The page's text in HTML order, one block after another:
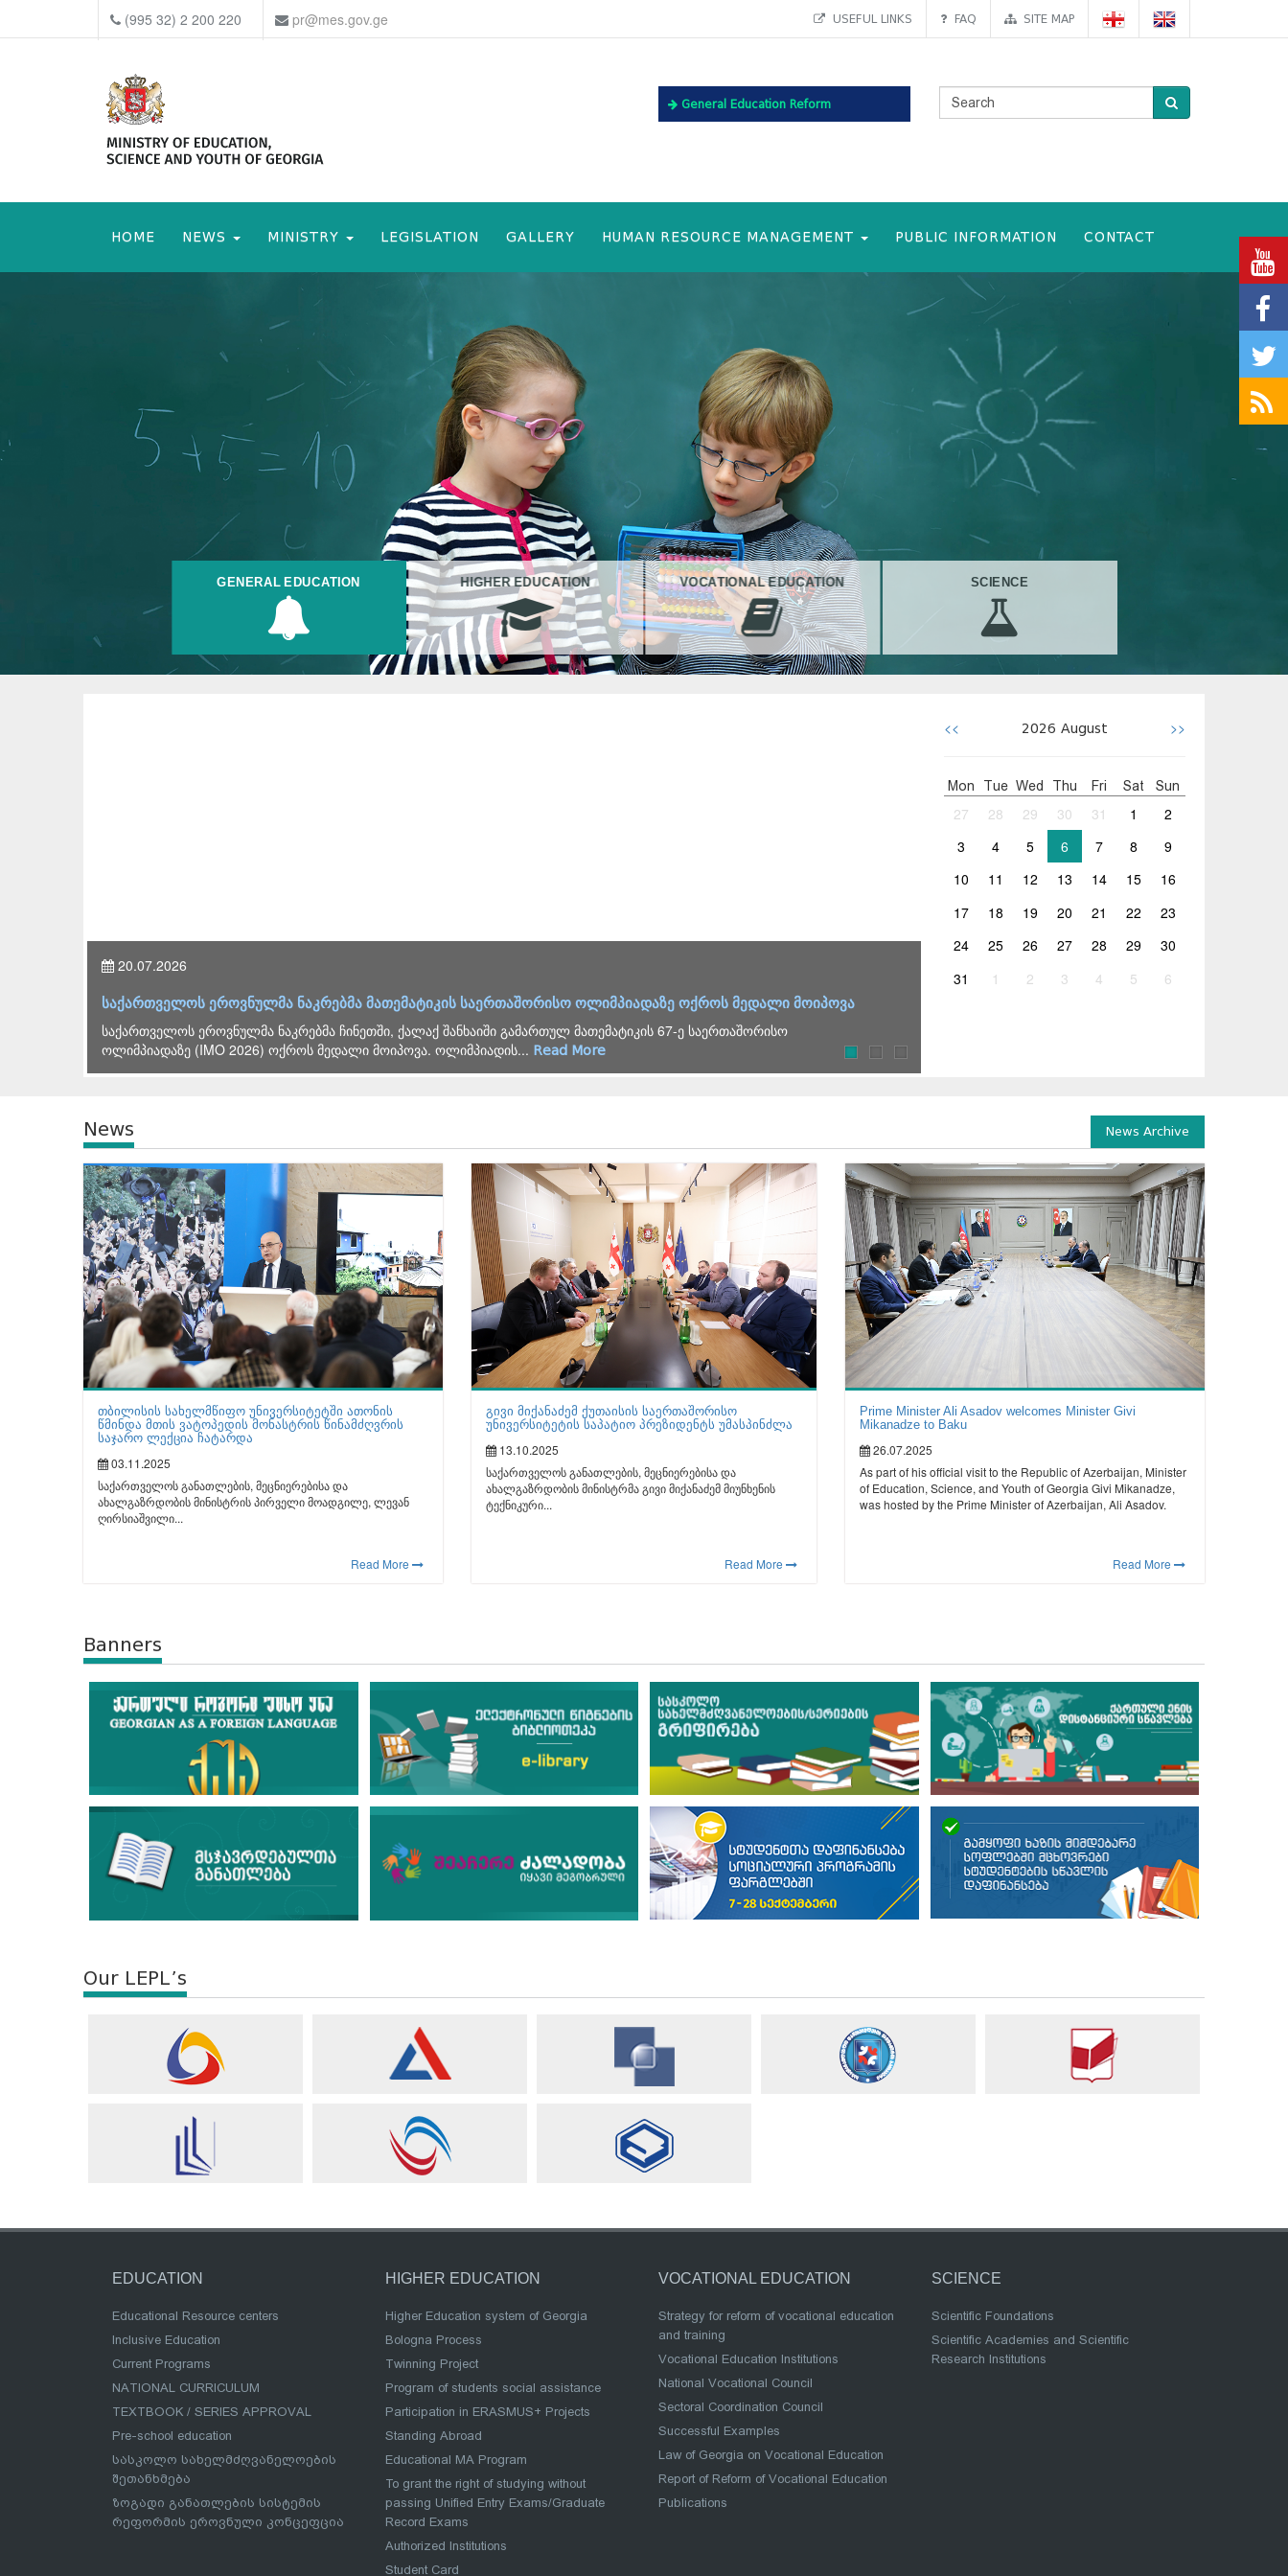
(995 32) 2 200 220 pr@mes.gov.ge USEFUL LINKS FAQ SITE MAP
General Education Reform
HOME NEWS MINISTRY LEGISLATION GALLERY HUMAN RESOURCE MANAGEMENT PUBLIC INFORMATION CONTACT
GENERAL EDUCATION HIGHER EDUCATION VOCATIONAL EDUCATION SCIENCE
20.07.2026
საქართველოს ეროვნულმა ნაკრებმა მათემატიკის საერთაშორისო ოლიმპიადაზე ოქროს მედალი მოიპოვა
საქართველოს ეროვნულმა ნაკრებმა ჩინეთში, ქალაქ შანხაიში გამართულ მათემატიკის 67-ე საერთაშორისო
ოლიმპიადაზე (IMO 2026) ოქროს მედალი მოიპოვა. ოლიმპიადის... Read More
<< 2026 August >>
Mon Tue Wed Thu Fri Sat Sun
27 28 29 30 31 1
2
3
4 5 6 7 8
9
10
11 12 13 14 15
16
17
18 19 20 21 22
23
24
25 26 27 28 29
30
31
1 2 3 4 5 6
News News Archive
თბილისის სახელმწიფო უნივერსიტეტში ათონის
წმინდა მთის ვატოპედის მონასტრის წინამძღვრის
საჯარო ლექცია ჩატარდა
03.11.2025
საქართველოს განათლების, მეცნიერებისა და
ახალგაზრდობის მინისტრის პირველი მოადგილე, ლევან
ღირსიაშვილი...
Read More
გივი მიქანაძემ ქუთაისის საერთაშორისო
უნივერსიტეტის საპატიო პრეზიდენტს უმასპინძლა
13.10.2025
საქართველოს განათლების, მეცნიერებისა და
ახალგაზრდობის მინისტრმა გივი მიქანაძემ მიუნხენის
ტექნიკური...
Read More
Prime Minister Ali Asadov welcomes Minister Givi
Mikanadze to Baku
26.07.2025
As part of his official visit to the Republic of Azerbaijan, Minister
of Education, Science, and Youth of Georgia Givi Mikanadze,
was hosted by the Prime Minister of Azerbaijan, Ali Asadov.
Read More
Banners
Our LEPL’s
EDUCATION
Educational Resource centers
Inclusive Education
Current Programs
NATIONAL CURRICULUM
TEXTBOOK / SERIES APPROVAL
Pre-school education
სასკოლო სახელმძღვანელოების
შეთანხმება
ზოგადი განათლების სისტემის
რეფორმის ეროვნული კონცეფცია
HIGHER EDUCATION
Higher Education system of Georgia
Bologna Process
Twinning Project
Program of students social assistance
Participation in ERASMUS+ Projects
Standing Abroad
Educational MA Program
To grant the right of studying without
passing Unified Entry Exams/Graduate
Record Exams
Authorized Institutions
Student Card
VOCATIONAL EDUCATION
Strategy for reform of vocational education
and training
Vocational Education Institutions
National Vocational Council
Sectoral Coordination Council
Successful Examples
Law of Georgia on Vocational Education
Report of Reform of Vocational Education
Publications
SCIENCE
Scientific Foundations
Scientific Academies and Scientific
Research Institutions